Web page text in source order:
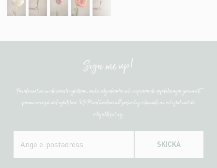
Sign me up!
Få information om de senaste nyheterna, unika erbjudanden och inspirerande uppdateringar genom att
prenumerera på vårt nyhetsbrev. Mr Plant hanterar all personlig information i enlighet med vår
integritetspolicy.
SKICKA